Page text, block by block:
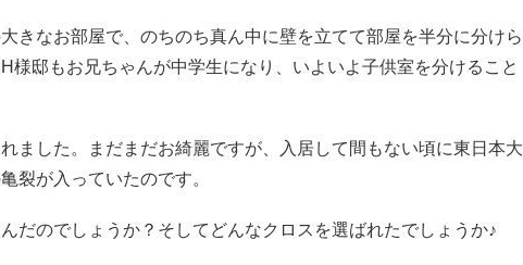
きなお部屋で、のちのち真ん中に壁を立てて部屋を半分に分けら
邸もお兄ちゃんが中学生になり、いよいよ子供室を分けること
ました。まだまだお綺麗ですが、入居して間もない頃に東日本大
裂が入っていたのです。
だのでしょうか？そしてどんなクロスを選ばれたでしょうか♪